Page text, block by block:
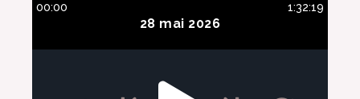
00:00 1:32:19
28 mai 2026